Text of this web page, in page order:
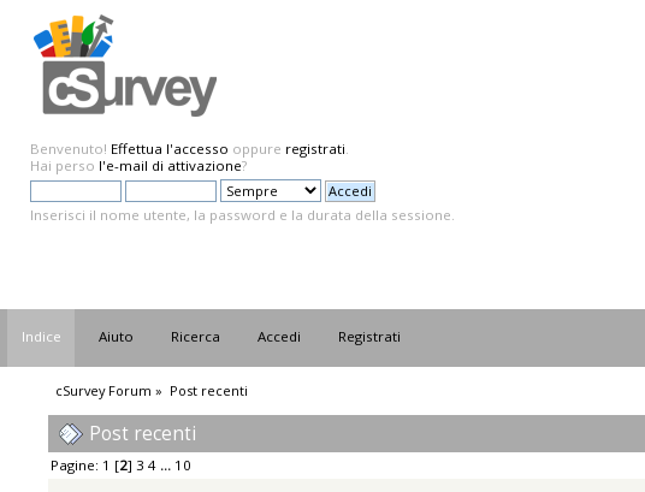
Benvenuto! Effettua l'accesso oppure registrati.
Hai perso l'e-mail di attivazione?
Inserisci il nome utente, la password e la durata della sessione.
Indice Aiuto Ricerca Accedi Registrati
cSurvey Forum » Post recenti
Post recenti
Pagine: 1 [2]3 4 ... 10